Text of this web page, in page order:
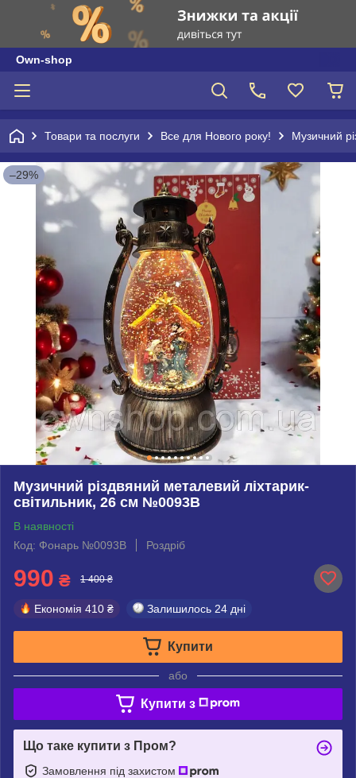
Own-shop
Товари та послуги Все для Нового року! Музичний
–29%
Музичний різдвяний металевий ліхтарик-
світильник, 26 см №0093В
В наявності
Код: Фонарь №0093В
Роздріб
990 ₴ 1 400 ₴
Економія 410 ₴ Залишилось 24 дні
Купити
або
Купити з
Що таке купити з Пром?
Замовлення під захистом